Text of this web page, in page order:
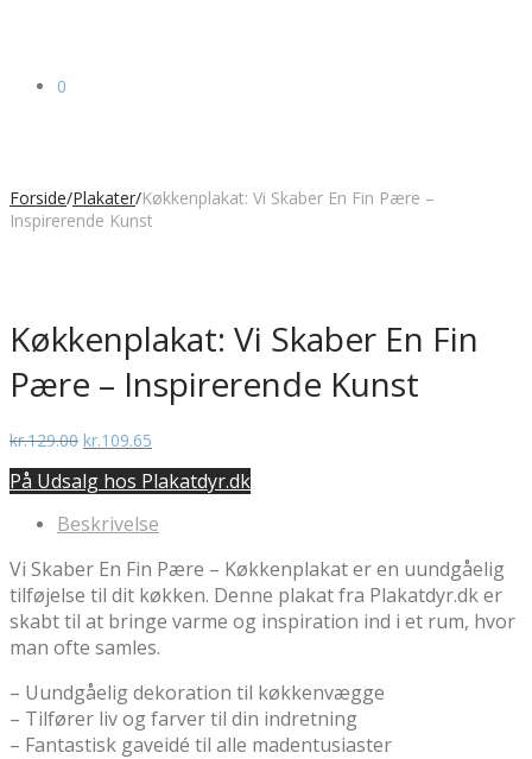
0
Forside/Plakater/Køkkenplakat: Vi Skaber En Fin Pære –
Inspirerende Kunst
Køkkenplakat: Vi Skaber En Fin
Pære – Inspirerende Kunst
kr.129.00 Den
pris
kr.129.00.
kr.109.65
pris
kr.109.65.
På Udsalg hos Plakatdyr.dk
Beskrivelse
Vi Skaber En Fin Pære – Køkkenplakat er en uundgåelig
tilføjelse til dit køkken. Denne plakat fra Plakatdyr.dk er
skabt til at bringe varme og inspiration ind i et rum, hvor
man ofte samles.
– Uundgåelig dekoration til køkkenvægge
– Tilfører liv og farver til din indretning
– Fantastisk gaveidé til alle madentusiaster